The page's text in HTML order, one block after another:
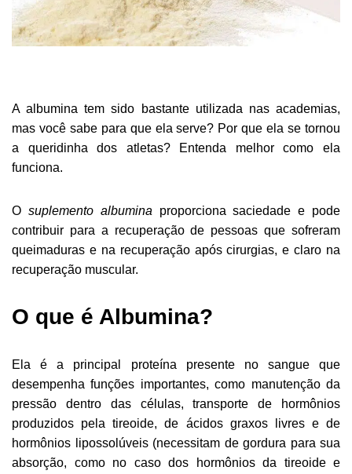
A albumina tem sido bastante utilizada nas academias,
mas você sabe para que ela serve? Por que ela se tornou
a queridinha dos atletas? Entenda melhor como ela
funciona.
O suplemento albumina proporciona saciedade e pode
contribuir para a recuperação de pessoas que sofreram
queimaduras e na recuperação após cirurgias, e claro na
recuperação muscular.
O que é Albumina?
Ela é a principal proteína presente no sangue que
desempenha funções importantes, como manutenção da
pressão dentro das células, transporte de hormônios
produzidos pela tireoide, de ácidos graxos livres e de
hormônios lipossolúveis (necessitam de gordura para sua
absorção, como no caso dos hormônios da tireoide e